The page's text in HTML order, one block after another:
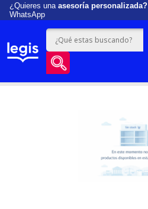
¿Quieres una asesoría personalizada?
WhatsApp